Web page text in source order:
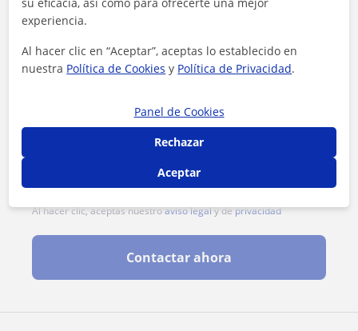
Al hacer clic, aceptas nuestroaviso legaly deprivacidad
Contactar ahora
experiencia.
Al hacer clic en “Aceptar”, aceptas lo establecido en
nuestra Política de Cookies y Política de Privacidad.
Panel de Cookies
Rechazar
Aceptar